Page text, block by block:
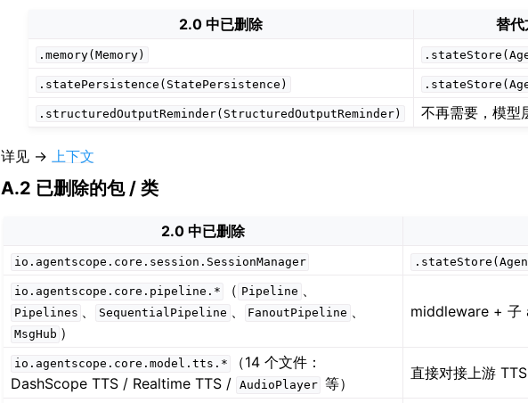
2.0 中已删除 替代
.memory(Memory)
.statePersistence(StatePersistence)
.structuredOutputReminder(StructuredOutputReminder) 不再需要，模型
详见 → 上下文
A.2 已删除的包 / 类
2.0 中已删除
io.agentscope.core.session.SessionManager
io.agentscope.core.pipeline.* （ Pipeline 、
Pipelines 、 SequentialPipeline 、 FanoutPipeline 、
MsgHub ）
middleware + 子
io.agentscope.core.model.tts.*
（14 个文件：
DashScope TTS / Realtime TTS / AudioPlayer 等）
直接对接上游